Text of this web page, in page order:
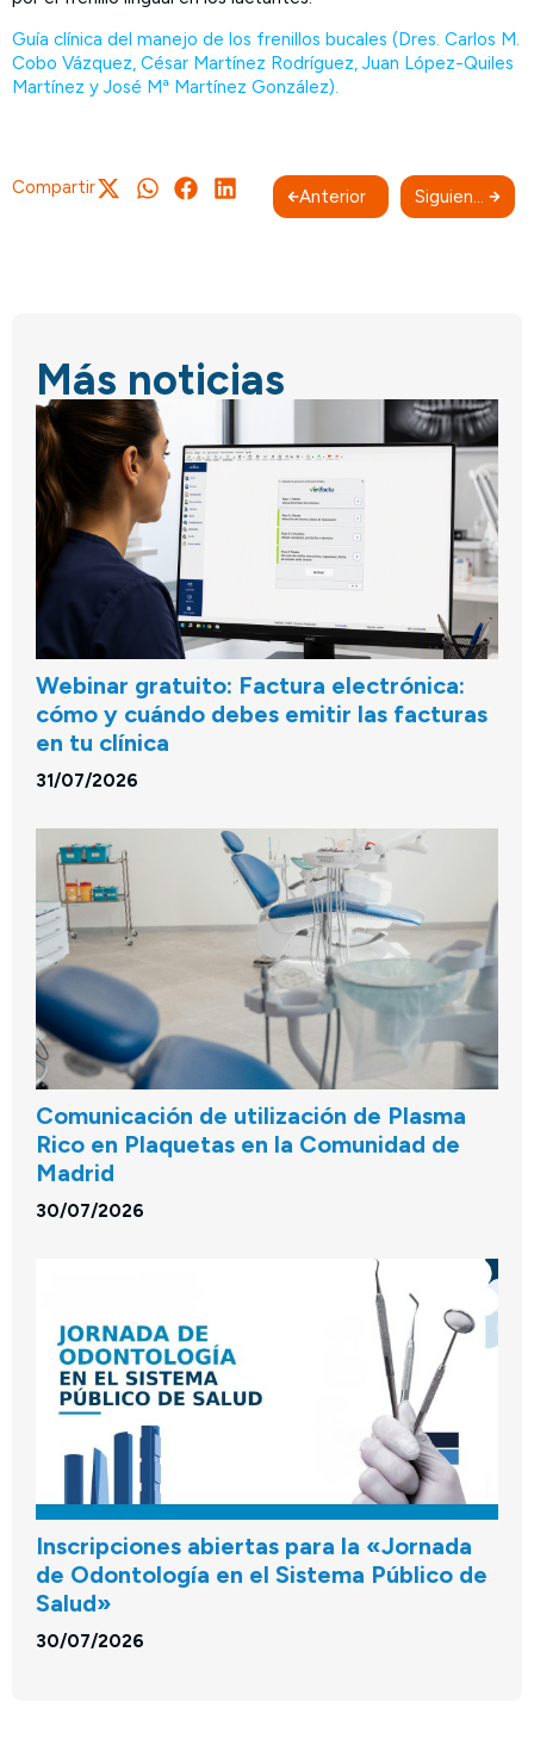
Guía clínica del manejo de los frenillos bucales (Dres. Carlos M.
Cobo Vázquez, César Martínez Rodríguez, Juan López-Quiles
Martínez y José Mª Martínez González).
Compartir Anterior Siguiente
Más noticias
Webinar gratuito: Factura electrónica:
cómo y cuándo debes emitir las facturas
en tu clínica
31/07/2026
Comunicación de utilización de Plasma
Rico en Plaquetas en la Comunidad de
Madrid
30/07/2026
Inscripciones abiertas para la «Jornada
de Odontología en el Sistema Público de
Salud»
30/07/2026